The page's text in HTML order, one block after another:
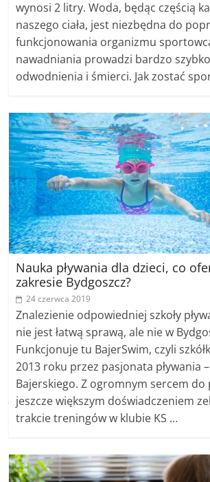
wynosi 2 litry. Woda, będąc częścią
naszego ciała, jest niezbędna do
funkcjonowania organizmu
nawadniania prowadzi bardzo
odwodnienia i śmierci. Jak zostać
Nauka pływania dla dzieci, co
zakresie Bydgoszcz?
24 czerwca 2019
Znalezienie odpowiedniej szkoły
nie jest łatwą sprawą, ale nie w
Funkcjonuje tu BajerSwim, czyli
2013 roku przez pasjonata pływania
Bajerskiego. Z ogromnym sercem do
jeszcze większym doświadczeniem
trakcie treningów w klubie KS …